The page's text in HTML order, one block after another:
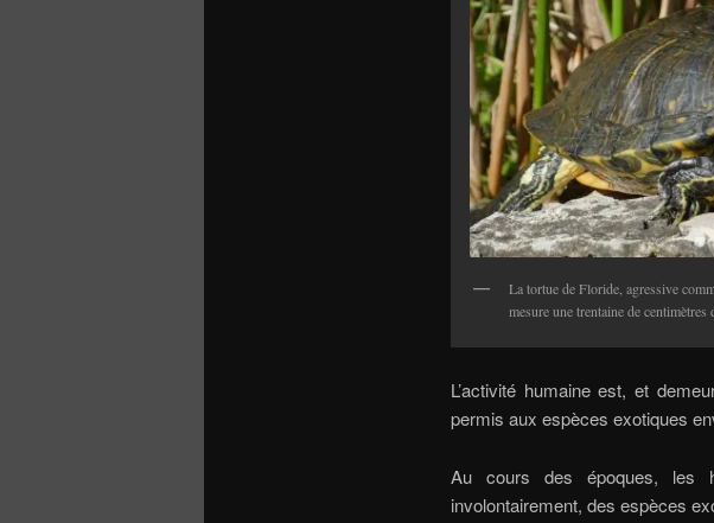
La tortue de Floride, agressive
mesure une trentaine de
L’activité humaine est, et
permis aux espèces exotiques
Au cours des époques, les
involontairement, des espèces